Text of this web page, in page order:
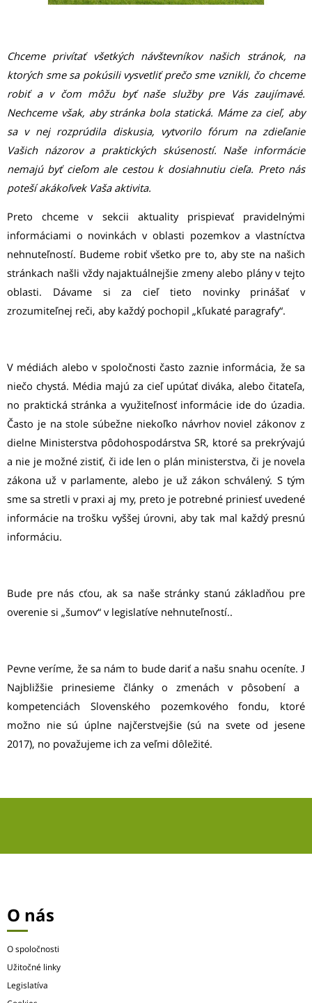
Chceme privítať všetkých návštevníkov našich stránok, na
ktorých sme sa pokúsili vysvetliť prečo sme vznikli, čo chceme
robiť a v čom môžu byť naše služby pre Vás zaujímavé.
Nechceme však, aby stránka bola statická. Máme za cieľ, aby
sa v nej rozprúdila diskusia, vytvorilo fórum na zdieľanie
Vašich názorov a praktických skúseností. Naše informácie
nemajú byť cieľom ale cestou k dosiahnutiu cieľa. Preto nás
poteší akákoľvek Vaša aktivita.
Preto chceme v sekcii aktuality prispievať pravidelnými
informáciami o novinkách v oblasti pozemkov a vlastníctva
nehnuteľností. Budeme robiť všetko pre to, aby ste na našich
stránkach našli vždy najaktuálnejšie zmeny alebo plány v tejto
oblasti. Dávame si za cieľ tieto novinky prinášať v
zrozumiteľnej reči, aby každý pochopil „kľukaté paragrafy“.
V médiách alebo v spoločnosti často zaznie informácia, že sa
niečo chystá. Média majú za cieľ upútať diváka, alebo čitateľa,
no praktická stránka a využiteľnosť informácie ide do úzadia.
Často je na stole súbežne niekoľko návrhov noviel zákonov z
dielne Ministerstva pôdohospodárstva SR, ktoré sa prekrývajú
a nie je možné zistiť, či ide len o plán ministerstva, či je novela
zákona už v parlamente, alebo je už zákon schválený. S tým
sme sa stretli v praxi aj my, preto je potrebné priniesť uvedené
informácie na trošku vyššej úrovni, aby tak mal každý presnú
informáciu.
Bude pre nás cťou, ak sa naše stránky stanú základňou pre
overenie si „šumov“ v legislatíve nehnuteľností..
Pevne veríme, že sa nám to bude dariť a našu snahu oceníte. J
Najbližšie prinesieme články o zmenách v pôsobení a
kompetenciách Slovenského pozemkového fondu, ktoré
možno nie sú úplne najčerstvejšie (sú na svete od jesene
2017), no považujeme ich za veľmi dôležité.
O nás
O spoločnosti
Užitočné linky
Legislatíva